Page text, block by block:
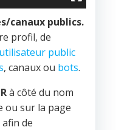
canaux publics.
profil, de
public
, canaux ou bots.
à côté du nom
ou sur la page
de